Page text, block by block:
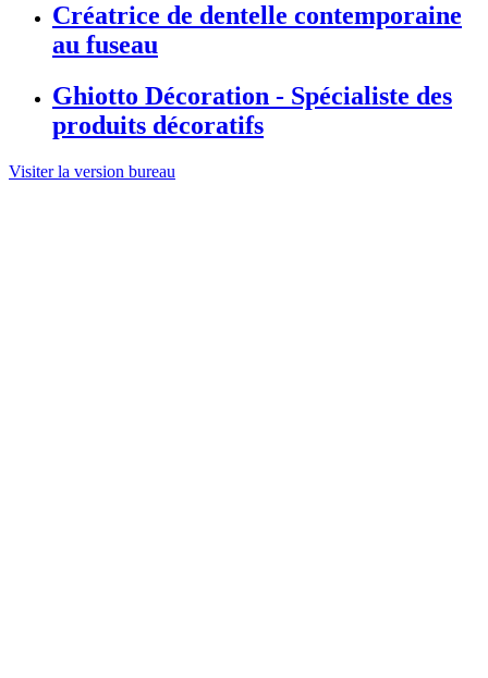
Créatrice de dentelle contemporaine
au fuseau
Ghiotto Décoration - Spécialiste des
produits décoratifs
Visiter la version bureau